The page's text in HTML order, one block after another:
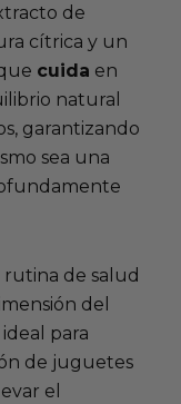
de
cítrica y un
cuida en
natural
garantizando
sea una
rutina desalud
del
para
de juguetes
el